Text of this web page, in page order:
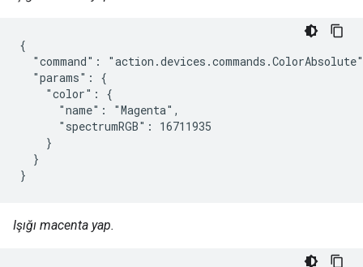
{
"command":
  "params": {
    "color": {
      "name": "Magenta",
      "spectrumRGB": 16711935
    }
  }
}
Işığı macenta yap.